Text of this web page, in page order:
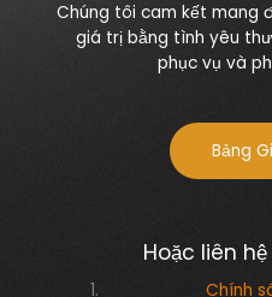
Chúng tôi cam kết mang
giá trị bằng tình yêu
phục vụ và
Bảng
Hoặc liên hệ
Chính